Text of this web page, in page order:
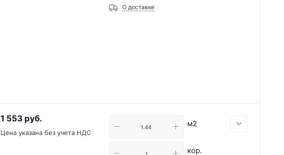
О доставке
1 553руб.
Цена указана без учета НДС
м2
кор.